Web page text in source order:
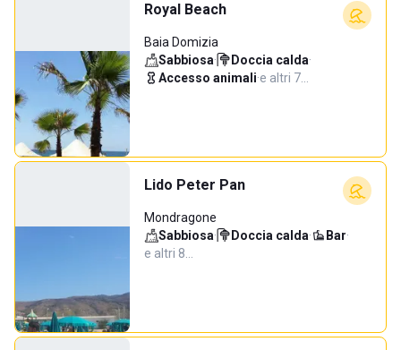
Royal Beach
Baia Domizia
Sabbiosa· Doccia calda·
Accesso animali·e altri 7…
Lido Peter Pan
Mondragone
Sabbiosa· Doccia calda· Bar·
e altri 8…